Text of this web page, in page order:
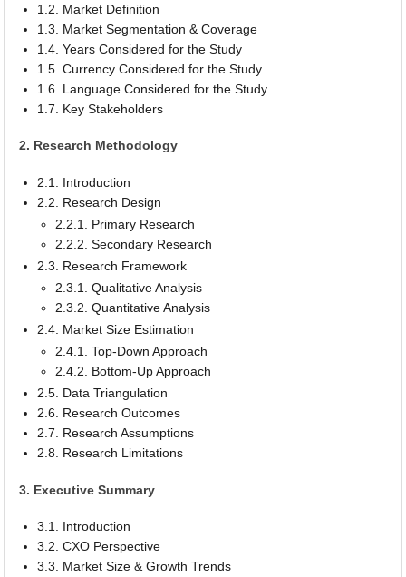
1.2. Market Definition
1.3. Market Segmentation & Coverage
1.4. Years Considered for the Study
1.5. Currency Considered for the Study
1.6. Language Considered for the Study
1.7. Key Stakeholders
2. Research Methodology
2.1. Introduction
2.2. Research Design
2.2.1. Primary Research
2.2.2. Secondary Research
2.3. Research Framework
2.3.1. Qualitative Analysis
2.3.2. Quantitative Analysis
2.4. Market Size Estimation
2.4.1. Top-Down Approach
2.4.2. Bottom-Up Approach
2.5. Data Triangulation
2.6. Research Outcomes
2.7. Research Assumptions
2.8. Research Limitations
3. Executive Summary
3.1. Introduction
3.2. CXO Perspective
3.3. Market Size & Growth Trends